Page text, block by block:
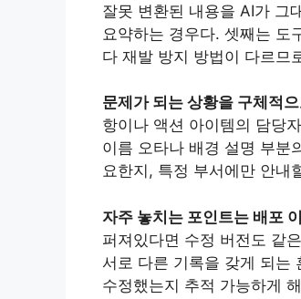
잘못 변환된 내용을 AI가 그
요약하는 경우다. 셋째는 도
다 재발 방지 방법이 다르므
문제가 되는 상황을 구체적
항이나 액션 아이템의 담당
이름 오타나 배경 설명 부분
요한지, 특정 부서에만 안내
자주 놓치는 포인트는 배포
퍼져있다면 수정 버전도 같
서로 다른 기록을 갖게 되는
수정했는지 추적 가능하게